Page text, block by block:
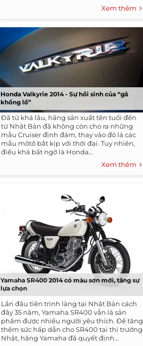
Xem thêm
Honda Valkyrie 2014 - Sự hồi sinh của “gã
khổng lồ”
Đã từ khá lâu, hãng sản xuất tên tuổi đến
từ Nhật Bản đã không còn cho ra những
mẫu Cruiser đình đám, thay vào đó là các
mẫu môtô bắt kịp với thời đại. Tuy nhiên,
điều khá bất ngờ là Honda...
Xem thêm
Yamaha SR400 2014 có màu sơn mới, tăng sự
lựa chọn
Lần đầu tiên trình làng tại Nhật Bản cách
đây 35 năm, Yamaha SR400 vẫn là sản
phẩm được nhiều người yêu thích. Để tăng
thêm sức hấp dẫn cho SR400 tại thị trường
Nhật, hãng Yamaha đã quyết định...